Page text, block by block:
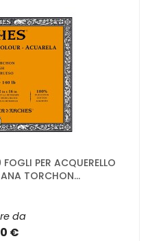
PER ACQUERELLO
TORCHON...
da
€